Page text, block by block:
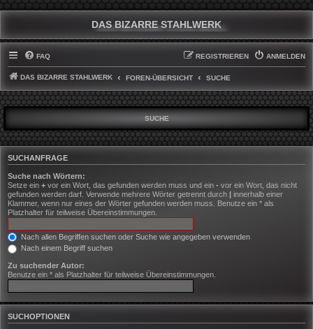
DAS BIZARRE STAHLWERK
FAQ ANMELDEN
REGISTRIEREN
DAS BIZARRE STAHLWERK FOREN-ÜBERSICHT SUCHE
SUCHE
SUCHANFRAGE
Suche nach Wörtern:
Setze ein + vor ein Wort, das gefunden werden muss und ein - vor ein Wort, das nicht
gefunden werden darf. Verwende mehrere Wörter getrennt durch | innerhalb einer
Klammer, wenn nur eines der Wörter gefunden werden muss. Benutze ein * als
Platzhalter für teilweise Übereinstimmungen.
Nach allen Begriffen suchen oder Suche wie angegeben verwenden
Nach einem Begriff suchen
Zu suchender Autor:
Benutze ein * als Platzhalter für teilweise Übereinstimmungen.
SUCHOPTIONEN